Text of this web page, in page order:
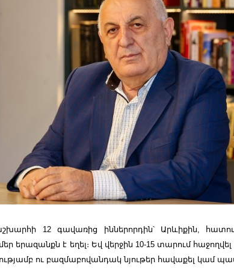
12 գավառից իններորդին՝ Արևիքին,
երազանքն է եղել։ Եվ վերջին 10-15 տարում հաջողվել
ու բազմաբովանդակ նյութեր հավաքել կամ